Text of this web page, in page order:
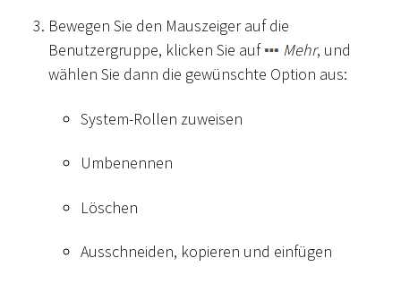
Bewegen Sie den Mauszeiger auf die
Benutzergruppe, klicken Sie auf
Mehr, und
wählen Sie dann die gewünschte Option aus:
System-Rollen zuweisen
Umbenennen
Löschen
Ausschneiden, kopieren und einfügen